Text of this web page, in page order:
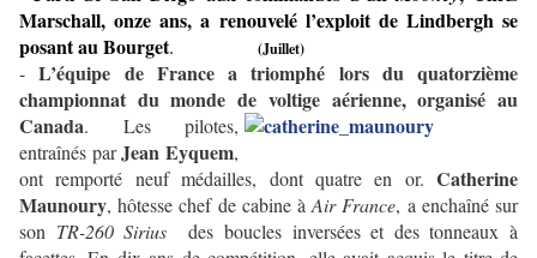
Marschall, onze ans, a renouvelé l’exploit de Lindbergh se
posant au Bourget. (Juillet)
-L’équipe de France a triomphé lors du quatorzième
championnat du monde de voltigeaérienne, organisé au
Canada. Les pilotes,
entraînés parJean Eyquem,
ont remporté neuf médailles, dont quatre en or. Catherine
Maunoury, hôtesse chef de cabine àAir France, a enchaîné sur
son TR-260 Sirius
des boucles inversées et des tonneaux à